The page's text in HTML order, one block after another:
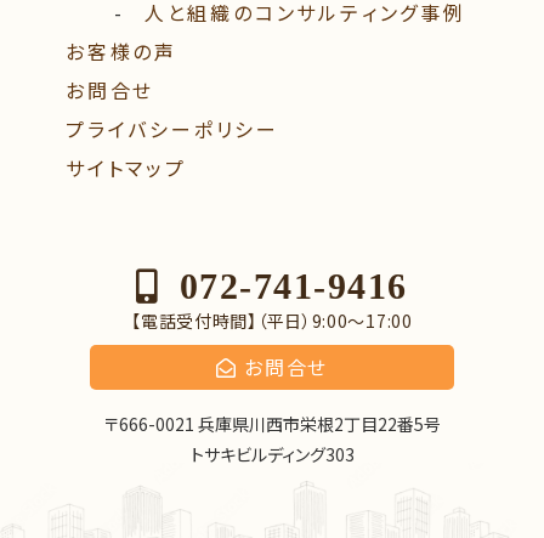
072-741-9416
【電話受付時間】（平日）9:00〜17:00
お問合せ
〒666-0021 兵庫県川西市栄根2丁目22番5号
トサキビルディング303
⼈と組織のコンサルティング事例
お客様の声
お問合せ
プライバシーポリシー
サイトマップ